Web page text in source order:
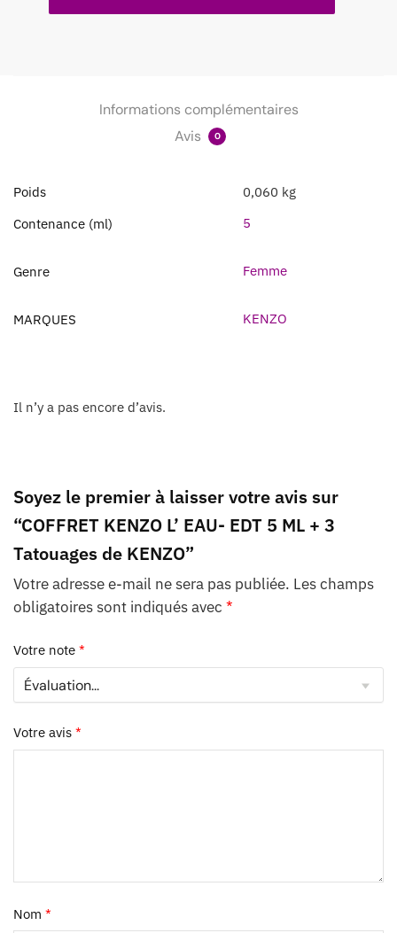
Informations complémentaires
Avis
0
Poids
0,060 kg
Contenance (ml)
5
Genre Femme
MARQUES KENZO
Il n’y a pas encore d’avis.
Soyez le premier à laisser votre avis sur
“COFFRET KENZO L’ EAU- EDT 5 ML + 3
Tatouages de KENZO”
Votre adresse e-mail ne sera pas publiée. Les champs
obligatoires sont indiqués avec *
Votre note *
Votre avis *
Nom *